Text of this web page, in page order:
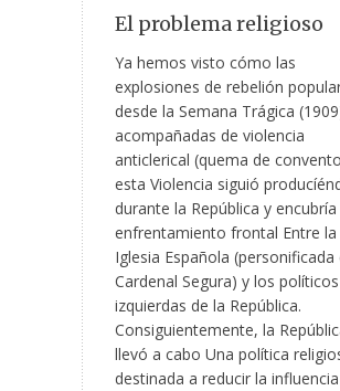
El problema religioso
Ya hemos visto cómo las
explosiones de rebelión
desde la Semana Trágica
acompañadas de violencia
anticlerical (quema de
esta Violencia siguió
durante la República y encubría
enfrentamiento frontal Entre la
Iglesia Española (personificada
Cardenal Segura) y los
izquierdas de la República.
Consiguientemente, la
llevó a cabo Una política
destinada a reducir la